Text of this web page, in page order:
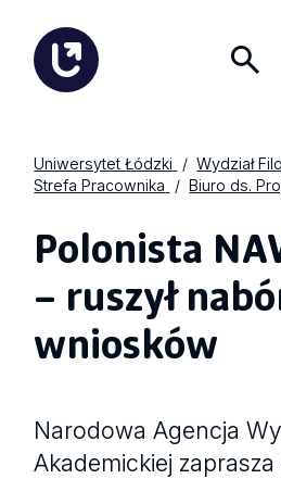
Uniwersytet Łódzki
Wydział
Strefa Pracownika
Biuro ds.
Polonista
– ruszył
wniosków
Narodowa Agencja
Akademickiej zaprasza